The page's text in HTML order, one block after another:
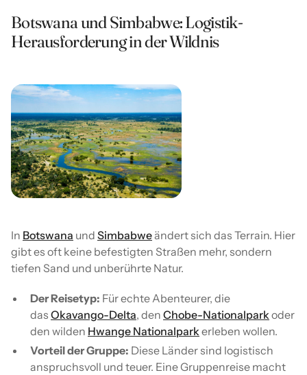
Botswana und Simbabwe: Logistik-
Herausforderung in der Wildnis
In Botswana und Simbabweändert sich das Terrain. Hier
gibt es oft keine befestigten Straßen mehr, sondern
tiefen Sand und unberührte Natur.
Der Reisetyp: Für echte Abenteurer, die
das Okavango-Delta, den Chobe-Nationalpark oder
den wilden Hwange Nationalpark erleben wollen.
Vorteil der Gruppe: Diese Länder sind logistisch
anspruchsvoll und teuer. Eine Gruppenreise macht